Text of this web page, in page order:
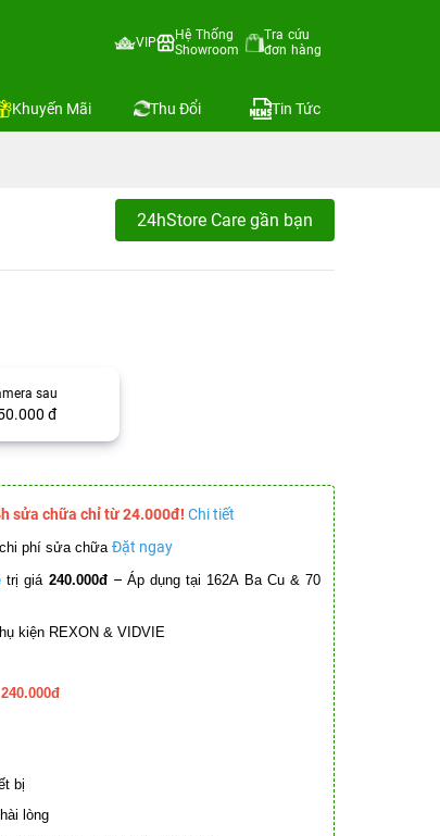
VIP
Hệ Thống
Showroom
Tra cứu
đơn hàng
Khuyến Mãi Thu Đổi Tin Tức
24hStore Care gần bạn
sau
đ
sửa chữa chỉ từ 24.000đ! Chi tiết
chi phí sửa chữa Đặt ngay
trị giá 240.000đ – Áp dụng tại 162A Ba Cu & 70
kiện REXON & VIDVIE
240.000đ
bị
lòng